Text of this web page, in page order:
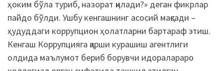
ҳоким бўла туриб, назорат қилади?» деган фикрлар
пайдо бўлди. Ушбу кенгашнинг асосий мақсади –
ҳудуддаги коррупцион ҳолатларни бартараф этиш.
Кенгаш Коррупцияга қарши курашиш агентлиги
олдида маълумот бериб борувчи идоралараро